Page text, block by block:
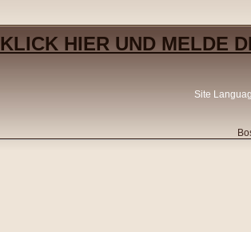
KLICK HIER UND MELDE
Site